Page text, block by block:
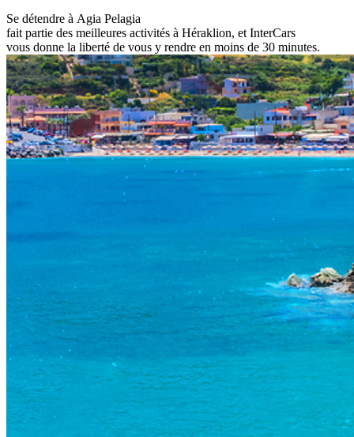
Se détendre à Agia Pelagia
fait partie des meilleures activités à Héraklion, et InterCars
vous donne la liberté de vous y rendre en moins de 30 minutes.